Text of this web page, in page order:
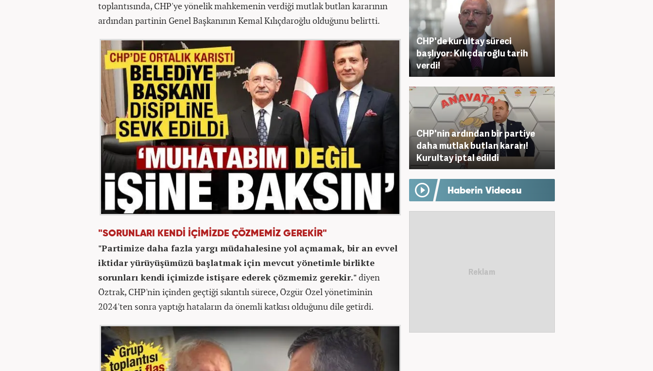
toplantısında, CHP'ye yönelik mahkemenin verdiği mutlak butlan kararının
ardından partinin Genel Başkanının Kemal Kılıçdaroğlu olduğunu belirtti.
"SORUNLARI KENDİ İÇİMİZDE ÇÖZMEMİZ GEREKİR"
"Partimize daha fazla yargı müdahalesine yol açmamak, bir an evvel
iktidar yürüyüşümüzü başlatmak için mevcut yönetimle birlikte
sorunları kendi içimizde istişare ederek çözmemiz gerekir."diyen
Öztrak, CHP'nin içinden geçtiği sıkıntılı sürece, Özgür Özel yönetiminin
2024'ten sonra yaptığı hataların da önemli katkısı olduğunu dile getirdi.
CHP'de kurultay süreci
başlıyor: Kılıçdaroğlu tarih
verdi!
CHP'nin ardından bir partiye
daha mutlak butlan kararı!
Kurultay iptal edildi
Haberin Videosu